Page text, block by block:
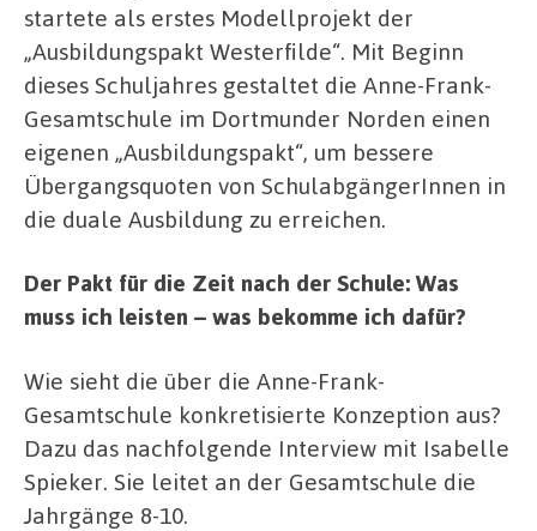
startete als erstes Modellprojekt der
„Ausbildungspakt Westerfilde“. Mit Beginn
dieses Schuljahres gestaltet die Anne-Frank-
Gesamtschule im Dortmunder Norden einen
eigenen „Ausbildungspakt“, um bessere
Übergangsquoten von SchulabgängerInnen in
die duale Ausbildung zu erreichen.
Der Pakt für die Zeit nach der Schule: Was
muss ich leisten – was bekomme ich dafür?
Wie sieht die über die Anne-Frank-
Gesamtschule konkretisierte Konzeption aus?
Dazu das nachfolgende Interview mit Isabelle
Spieker. Sie leitet an der Gesamtschule die
Jahrgänge 8-10.